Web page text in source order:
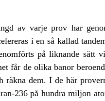
av varje prov har
i en så kallad
på liknande sätt
får de olika banor
räkna dem. I de här
236 på hundra miljon